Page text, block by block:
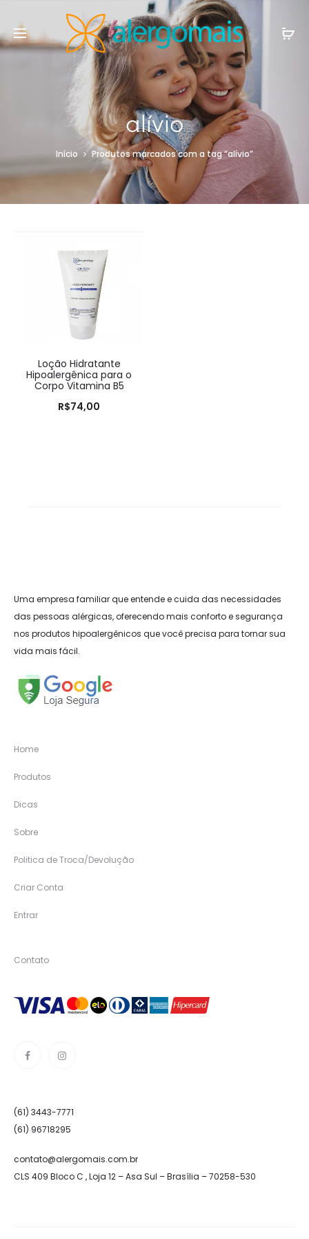
alívio
Início Produtos marcados com a tag “alívio”
Loção Hidratante
Hipoalergênica para o
Corpo Vitamina B5
R$74,00
Uma empresa familiar que entende e cuida das necessidades
das pessoas alérgicas, oferecendo mais conforto e segurança
nos produtos hipoalergênicos que você precisa para tornar sua
vida mais fácil.
Home
Produtos
Dicas
Sobre
Politica de Troca/Devolução
Criar Conta
Entrar
Contato
(61) 3443-7771
(61) 96718295
contato@alergomais.com.br
CLS 409 Bloco C , Loja 12 – Asa Sul – Brasília – 70258-530